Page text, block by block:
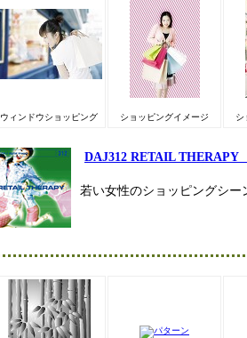
ウィンドウショッピング ショッピングイメージ シ
DAJ312 RETAIL THERAPY
若い女性のショッピングシ